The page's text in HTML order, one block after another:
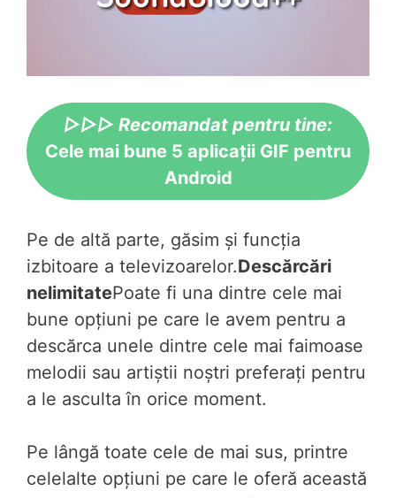
▷▷▷ Recomandat pentru tine:
Cele mai bune 5 aplicații GIF pentru
Android
Pe de altă parte, găsim și funcția
izbitoare a televizoarelor.Descărcări
nelimitatePoate fi una dintre cele mai
bune opțiuni pe care le avem pentru a
descărca unele dintre cele mai faimoase
melodii sau artiștii noștri preferați pentru
a le asculta în orice moment.
Pe lângă toate cele de mai sus, printre
celelalte opțiuni pe care le oferă această